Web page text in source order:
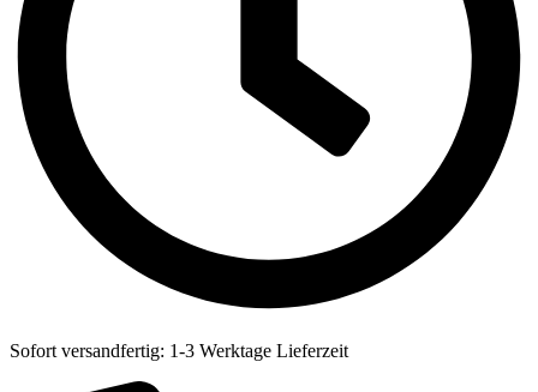
Sofort versandfertig: 1-3 Werktage Lieferzeit